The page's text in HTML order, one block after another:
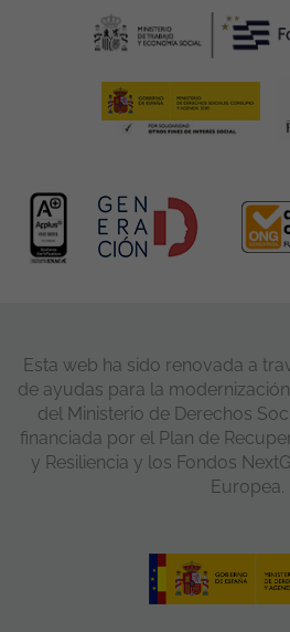
Esta web ha sido renovada a
de ayudas para la
del Ministerio de Derechos
financiada por el Plan de
y Resiliencia y los Fondos
Europea.